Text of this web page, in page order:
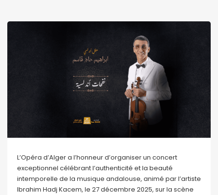
L’Opéra d’Alger a l’honneur d’organiser un concert
exceptionnel célébrant l’authenticité et la beauté
intemporelle de la musique andalouse, animé par l’artiste
Ibrahim Hadj Kacem, le 27 décembre 2025, sur la scène